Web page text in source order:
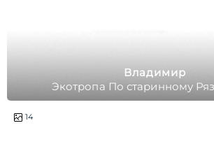
Владимир
Экотропа По старинному
Тракту
14